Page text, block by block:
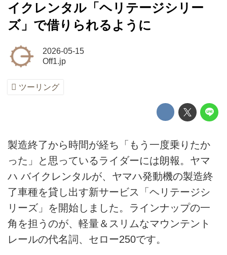
イクレンタル「ヘリテージシリー
ズ」で借りられるように
2026-05-15
Off1.jp
ツーリング
製造終了から時間が経ち「もう一度乗りたか
った」と思っているライダーには朗報。ヤマ
ハ バイクレンタルが、ヤマハ発動機の製造終
了車種を貸し出す新サービス「ヘリテージシ
リーズ」を開始しました。ラインナップの一
角を担うのが、軽量＆スリムなマウンテント
レールの代名詞、セロー250です。